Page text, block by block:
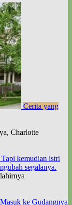
Cerita yang
Charlotte
kemudian istri
segalanya.
ke Gudangnya